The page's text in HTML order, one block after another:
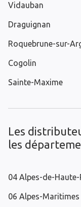
Vidauban
Draguignan
Roquebrune-sur-
Cogolin
Sainte-Maxime
Les
les
04 Alpes-de-Haute-
06 Alpes-Maritimes